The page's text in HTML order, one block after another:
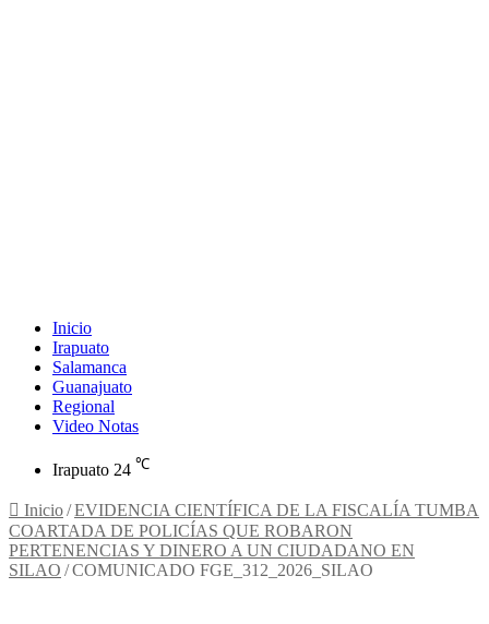
Inicio
Irapuato
Salamanca
Guanajuato
Regional
Video Notas
Irapuato 24 ℃
Inicio/EVIDENCIA CIENTÍFICA DE LA FISCALÍA TUMBA
COARTADA DE POLICÍAS QUE ROBARON
PERTENENCIAS Y DINERO A UN CIUDADANO EN
SILAO /COMUNICADO FGE_312_2026_SILAO